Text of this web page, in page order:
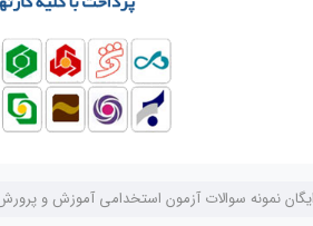
نمونه سوالات آزمون استخدامی آموزش و